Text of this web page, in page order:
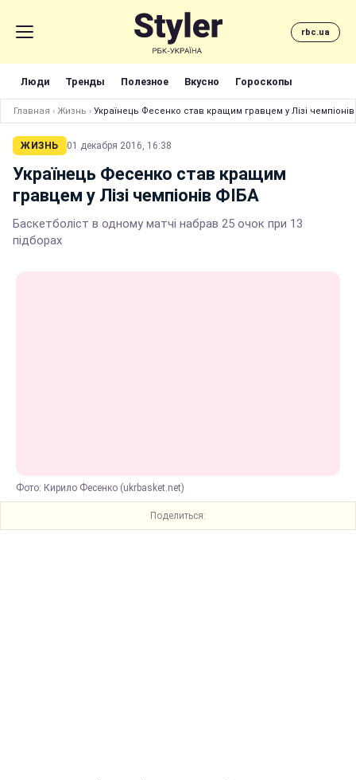
rbc.ua
Люди Тренды Полезное Вкусно Гороскопы
Главная › Жизнь › Українець Фесенко став кращим гравцем у Лізі
ЖИЗНЬ 01 декабря 2016, 16:38
Українець Фесенко став кращим
гравцем у Лізі чемпіонів ФІБА
Баскетболіст в одному матчі набрав 25 очок при 13
підборах
Фото: Кирило Фесенко (ukrbasket.net)
Поделиться: